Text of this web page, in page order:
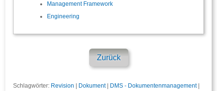
Management Framework
Engineering
Zurück
Schlagwörter: Revision | Dokument| DMS - Dokumentenmanagement|